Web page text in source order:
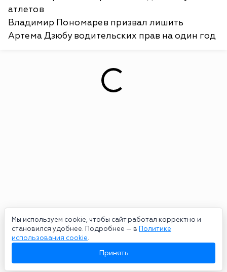
Мы используем cookie, чтобы сайт работал корректно и
становился удобнее. Подробнее — в Политике
использования cookie.
Принять
атлетов
Владимир Пономарев призвал лишить
Артема Дзюбу водительских прав на один год